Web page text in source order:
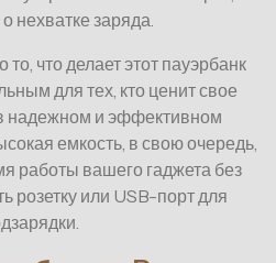
нехватке заряда.
то, что делает этот пауэрбанк
для тех, кто ценит свое
надежном и эффективном
емкость, в свою очередь,
работы вашего гаджета без
розетку или USB-порт для